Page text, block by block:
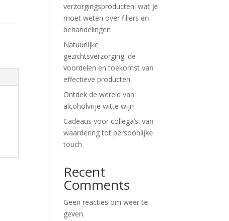
verzorgingsproducten: wat je
moet weten over fillers en
behandelingen
Natuurlijke
gezichtsverzorging: de
voordelen en toekomst van
effectieve producten
Ontdek de wereld van
alcoholvrije witte wijn
Cadeaus voor collega’s: van
waardering tot persoonlijke
touch
Recent
Comments
Geen reacties om weer te
geven.